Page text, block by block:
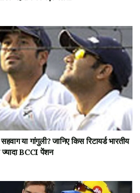
या गांगुली? जानिए किस रिटायर्ड भारतीय
BCCI पेंशन